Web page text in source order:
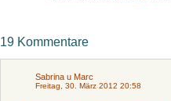
19 Kommentare
Sabrina u Marc
Freitag, 30. März 2012 20:58